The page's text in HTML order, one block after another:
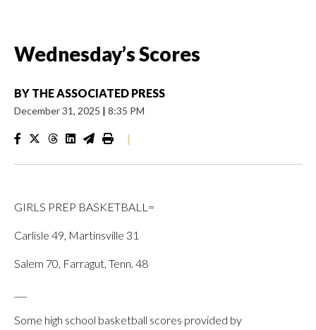
Wednesday’s Scores
BY THE ASSOCIATED PRESS
December 31, 2025 | 8:35 PM
|
GIRLS PREP BASKETBALL=
Carlisle 49, Martinsville 31
Salem 70, Farragut, Tenn. 48
Some high school basketball scores provided by